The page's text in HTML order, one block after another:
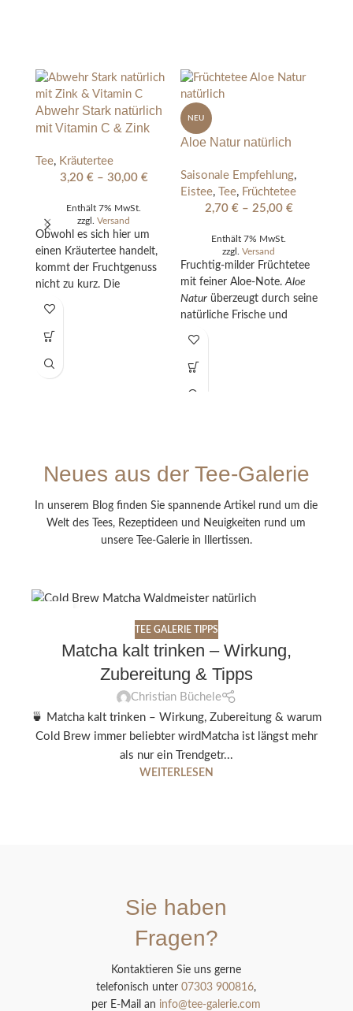
Abwehr Stark natürlich
mit Vitamin C & Zink
Tee, Kräutertee
3,20 € – 30,00 €
Enthält 7% MwSt.
zzgl.Versand
Obwohl es sich hier um
einen Kräutertee handelt,
kommt der Fruchtgenuss
nicht zu kurz. Die
zu einer normalen Funktion
Zusätzlich enthält er die
NEU
Aloe Natur natürlich
Saisonale Empfehlung,
Eistee, Tee, Früchtetee
2,70 € – 25,00 €
Enthält 7% MwSt.
zzgl.Versand
Fruchtig-milder Früchtetee
mit feiner Aloe-Note.Aloe
Naturüberzeugt durch seine
natürliche Frische und
erfrischender Eistee –
Neues aus der Tee-Galerie
In unserem Blog finden Sie spannende Artikel rund um die
Welt des Tees, Rezeptideen und Neuigkeiten rund um
unsere Tee-Galerie in Illertissen.
TEE GALERIE TIPPS
Matcha kalt trinken – Wirkung,
Zubereitung & Tipps
Christian Büchele
🍵 Matcha kalt trinken – Wirkung, Zubereitung & warum
Cold Brew immer beliebter wirdMatcha ist längst mehr
als nur ein Trendgetr...
WEITERLESEN
Sie haben
Fragen?
Kontaktieren Sie uns gerne
telefonisch unter07303 900816,
per E-Mail an info@tee-galerie.com